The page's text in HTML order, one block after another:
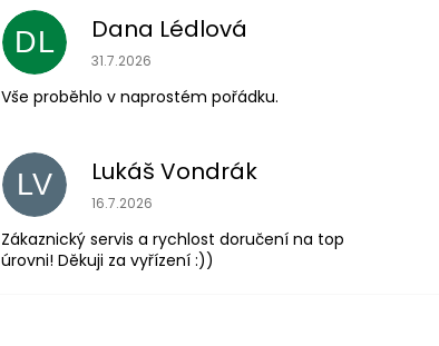
DL Dana Lédlová
Hodnocení obchodu je 5 z 5 hvězdiček.
31.7.2026
Vše proběhlo v naprostém pořádku.
LV Lukáš Vondrák
Hodnocení obchodu je 5 z 5 hvězdiček.
16.7.2026
Zákaznický servis a rychlost doručení na top
úrovni! Děkuji za vyřízení :))